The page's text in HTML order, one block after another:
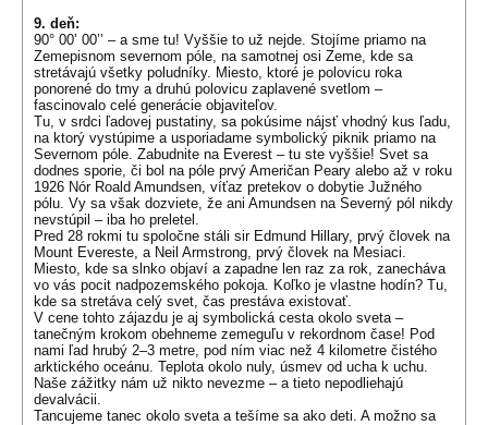
9. deň:
90° 00’ 00’’ – a sme tu! Vyššie to už nejde. Stojíme priamo na
Zemepisnom severnom póle, na samotnej osi Zeme, kde sa
stretávajú všetky poludníky. Miesto, ktoré je polovicu roka
ponorené do tmy a druhú polovicu zaplavené svetlom –
fascinovalo celé generácie objaviteľov.
Tu, v srdci ľadovej pustatiny, sa pokúsime nájsť vhodný kus ľadu,
na ktorý vystúpime a usporiadame symbolický piknik priamo na
Severnom póle. Zabudnite na Everest – tu ste vyššie! Svet sa
dodnes sporie, či bol na póle prvý Američan Peary alebo až v roku
1926 Nór Roald Amundsen, víťaz pretekov o dobytie Južného
pólu. Vy sa však dozviete, že ani Amundsen na Severný pól nikdy
nevstúpil – iba ho preletel.
Pred 28 rokmi tu spoločne stáli sir Edmund Hillary, prvý človek na
Mount Evereste, a Neil Armstrong, prvý človek na Mesiaci.
Miesto, kde sa slnko objaví a zapadne len raz za rok, zanecháva
vo vás pocit nadpozemského pokoja. Koľko je vlastne hodín? Tu,
kde sa stretáva celý svet, čas prestáva existovať.
V cene tohto zájazdu je aj symbolická cesta okolo sveta –
tanečným krokom obehneme zemeguľu v rekordnom čase! Pod
nami ľad hrubý 2–3 metre, pod ním viac než 4 kilometre čistého
arktického oceánu. Teplota okolo nuly, úsmev od ucha k uchu.
Naše zážitky nám už nikto nevezme – a tieto nepodliehajú
devalvácii.
Tancujeme tanec okolo sveta a tešíme sa ako deti. A možno sa